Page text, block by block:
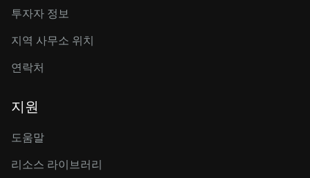
투자자 정보
지역 사무소 위치
연락처
지원
도움말
리소스 라이브러리